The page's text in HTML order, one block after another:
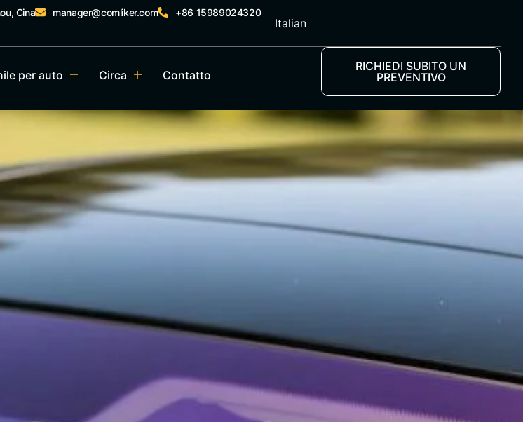
Cina manager@comliker.com +86 15989024320
Italian
per auto Circa Contatto
RICHIEDI SUBITO UN
PREVENTIVO